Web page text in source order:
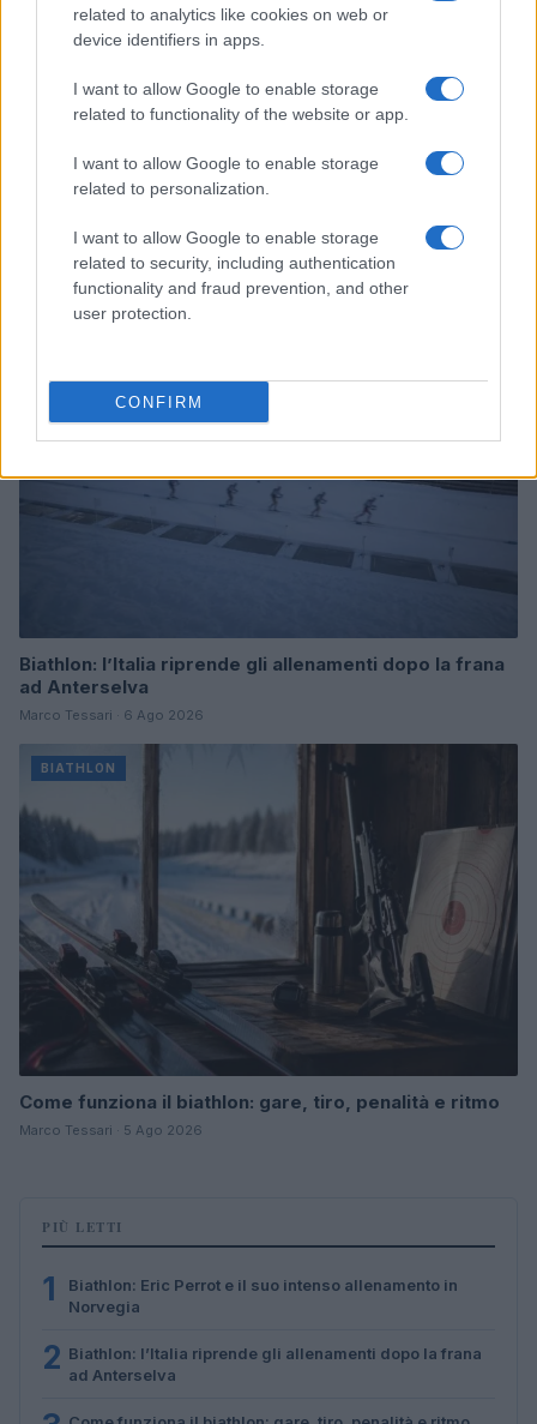
related to analytics like cookies on web or
device identifiers in apps.
I want to allow Google to enable storage
related to functionality of the website or app.
I want to allow Google to enable storage
related to personalization.
I want to allow Google to enable storage
related to security, including authentication
functionality and fraud prevention, and other
user protection.
CONFIRM
Biathlon: Eric Perrot e il suo intenso allenamento in
Norvegia
Beatrice Beretta · 8 Ago 2026
Biathlon: l’Italia riprende gli allenamenti dopo la frana
ad Anterselva
Marco Tessari · 6 Ago 2026
BIATHLON
Come funziona il biathlon: gare, tiro, penalità e ritmo
Marco Tessari · 5 Ago 2026
PIÙ LETTI
1
Biathlon: Eric Perrot e il suo intenso allenamento in
Norvegia
2 Biathlon: l’Italia riprende gli allenamenti dopo la frana
ad Anterselva